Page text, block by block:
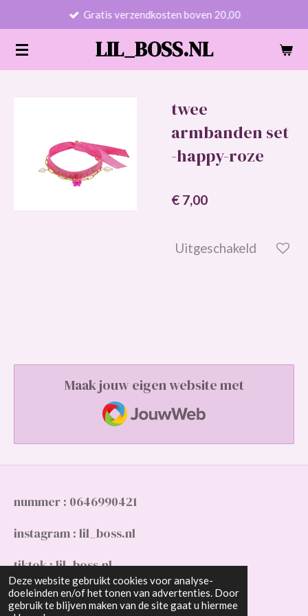
Deze website gebruikt cookies voor analyse-
doeleinden en/of het tonen van advertenties. Door
gebruik te blijven maken van de site gaat u hiermee
naar
de
LIL_BOSS.NL
Gratis verzendkosten boven 20,00
twee
armbanden set
-happy-roze
€ 7,00
Uitgeschakeld
Maak jouw eigen website met
JouwWeb
nummer : 0646990421
instagram : lil_boss.nl
tiktok : lil_boss.nl
gmail : Slimanimaya10@gmail.com
© 2023 - 2026 lil_boss.nl